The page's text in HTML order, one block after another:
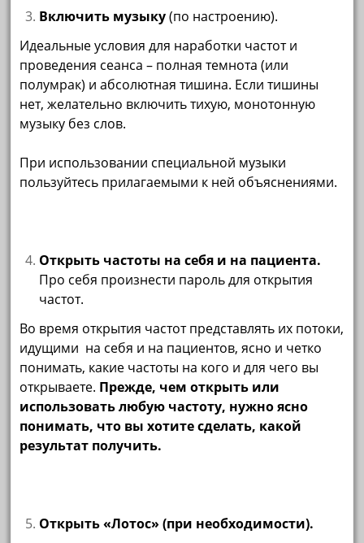
Включить музыку(по настроению).
Идеальные условия для наработки частот и
проведения сеанса – полная темнота (или
полумрак) и абсолютная тишина. Если тишины
нет, желательно включить тихую, монотонную
музыку без слов.
При использовании специальной музыки
пользуйтесь прилагаемыми к ней объяснениями.
Открыть частоты на себя и на пациента.
Про себя произнести пароль для открытия
частот.
Во время открытия частот представлять их потоки,
идущими на себя и на пациентов, ясно и четко
понимать, какие частоты на кого и для чего вы
открываете. Прежде, чем открыть или
использовать любую частоту, нужно ясно
понимать, что вы хотите сделать, какой
результат получить.
Открыть «Лотос» (при необходимости).